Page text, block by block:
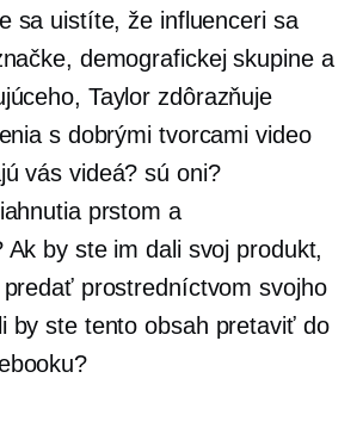
sa uistíte, že influenceri sa
demografickej skupine a
Taylor zdôrazňuje
s dobrými tvorcami video
vás videá? sú oni?
prstom a
Ak by ste im dali svoj produkt,
prostredníctvom svojho
by ste tento obsah pretaviť do